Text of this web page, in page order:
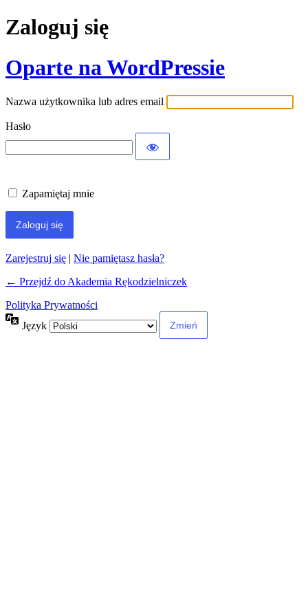
Zaloguj się
Oparte na WordPressie
Nazwa użytkownika lub adres email
Hasło
Zapamiętaj mnie
Zarejestruj się | Nie pamiętasz hasła?
← Przejdź do Akademia Rękodzielniczek
Polityka Prywatności
Język